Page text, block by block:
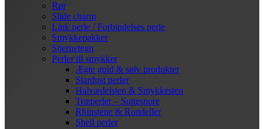
Rør
Slide charm
Link perle / Forbindelses perle
Smykkepakker
Stjernetegn
Perler til smykker
Ægte guld & sølv produkter
Stardust perler
Halvædelsten & Smykkesten
Træperler – Suttesnore
Rhinstene & Rondeller
Shell perler